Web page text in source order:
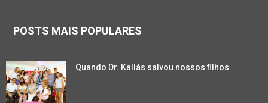
POSTS MAIS POPULARES
Quando Dr. Kallás salvou nossos filhos